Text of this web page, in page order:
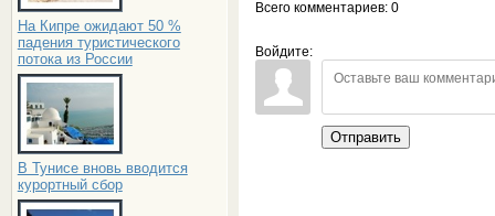
На Кипре ожидают 50 %
падения туристического
потока из России
В Тунисе вновь вводится
курортный сбор
Всего комментариев: 0
Войдите:
Отправить